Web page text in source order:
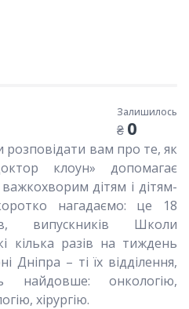
Залишилось
₴ 0
розповідати вам про те, як
клоун» допомагає
дітям і дітям-
нагадаємо: це 18
випускників Школи
кілька разів на тиждень
Дніпра – ті їх відділення,
найдовше: онкологію,
хірургію.